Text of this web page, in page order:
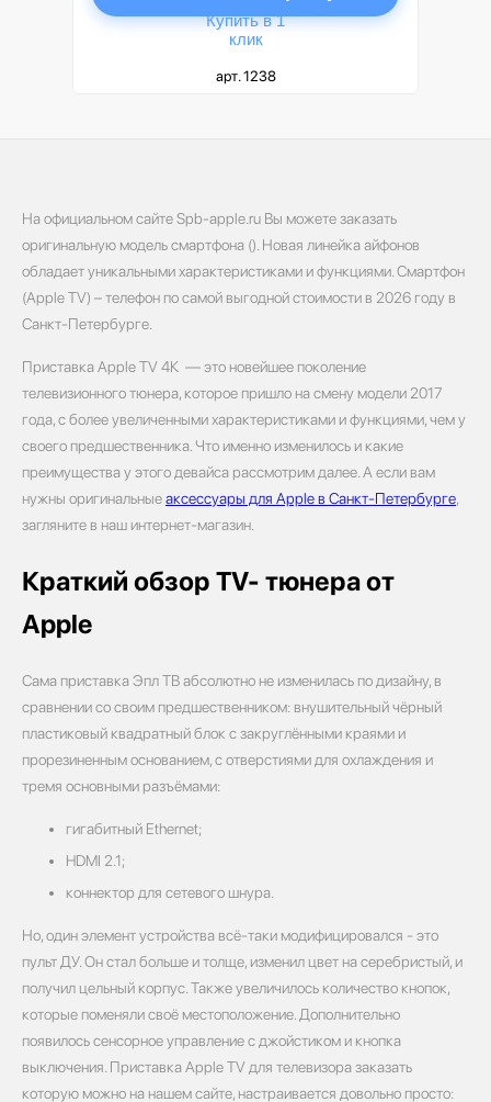
Купить в 1
клик
арт. 1238
На официальном сайте Spb-apple.ru Вы можете заказать
оригинальную модель смартфона (). Новая линейка айфонов
обладает уникальными характеристиками и функциями. Смартфон
(Apple TV) – телефон по самой выгодной стоимости в 2026 году в
Санкт-Петербурге.
Приставка Apple TV 4К ­­­ — это новейшее поколение
телевизионного тюнера, которое пришло на смену модели 2017
года, с более увеличенными характеристиками и функциями, чем у
своего предшественника. Что именно изменилось и какие
преимущества у этого девайса рассмотрим далее. А если вам
нужны оригинальныеаксессуары для Apple в Санкт-Петербурге,
загляните в наш интернет-магазин.
Краткий обзор TV- тюнера от
Apple
Сама приставка Эпл ТВ абсолютно не изменилась по дизайну, в
сравнении со своим предшественником: внушительный чёрный
пластиковый квадратный блок с закруглёнными краями и
прорезиненным основанием, с отверстиями для охлаждения и
тремя основными разъёмами:
гигабитный Ethernet;
HDMI 2.1;
коннектор для сетевого шнура.
Но, один элемент устройства всё-таки модифицировался ­- это
пульт ДУ. Он стал больше и толще, изменил цвет на серебристый, и
получил цельный корпус. Также увеличилось количество кнопок,
которые поменяли своё местоположение. Дополнительно
появилось сенсорное управление с джойстиком и кнопка
выключения. Приставка Apple TV для телевизора заказать
которую можно на нашем сайте, настраивается довольно просто: